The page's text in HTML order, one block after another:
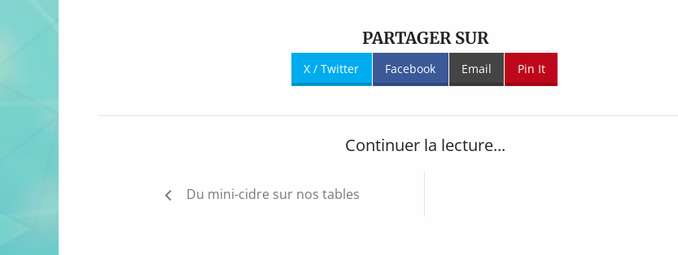
PARTAGER SUR
X / Twitter Facebook Email Pin It
Continuer la lecture...
NavigationDu mini-cidre sur nos tables